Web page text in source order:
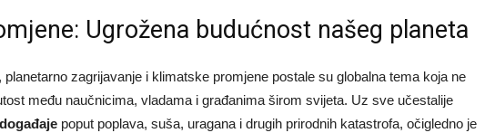
Ugrožena budućnost našeg planeta
planetarno zagrijavanje i klimatske promjene postale su globalna tema koja ne
među naučnicima, vladama i građanima širom svijeta. Uz sve učestalije
poput poplava, suša, uragana i drugih prirodnih katastrofa, očigledno je